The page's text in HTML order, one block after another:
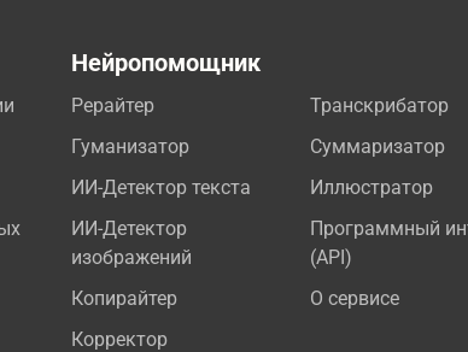
Нейропомощник
Рерайтер
Гуманизатор
ИИ-Детектор текста
ИИ-Детектор
изображений
Копирайтер
Корректор
Транскрибатор
Суммаризатор
Иллюстратор
Программный
(API)
О сервисе